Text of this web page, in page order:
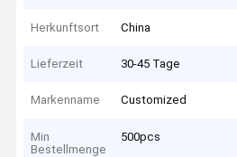
Herkunftsort China
Lieferzeit 30-45 Tage
Markenname Customized
Min
Bestellmenge
500pcs